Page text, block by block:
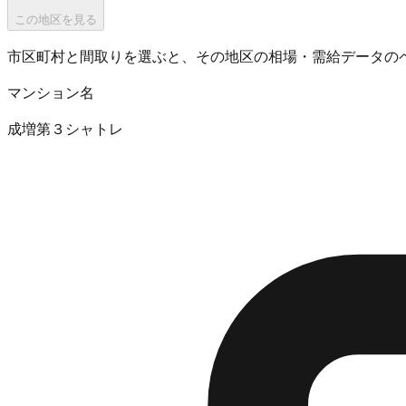
この地区を見る
市区町村と間取りを選ぶと、その地区の相場・需給データの
マンション名
成増第３シャトレ